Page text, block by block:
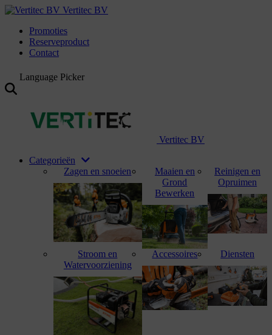
Vertitec BV
Promoties
Reserveproduct
Contact
Language Picker
Vertitec BV
Categorieën
Zagen en snoeien
Maaien en
Grond
Bewerken
Reinigen en
Opruimen
Stroom en
Watervoorziening
Accessoires Diensten